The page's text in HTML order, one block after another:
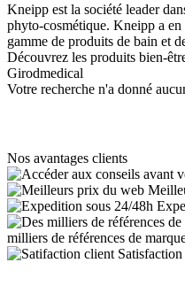
Kneipp est la société leader
phyto-cosmétique. Kneipp a
gamme de produits de bain et
Découvrez les produits bien-
Girodmedical
Votre recherche n'a donné
Nos avantages clients
milliers de références de